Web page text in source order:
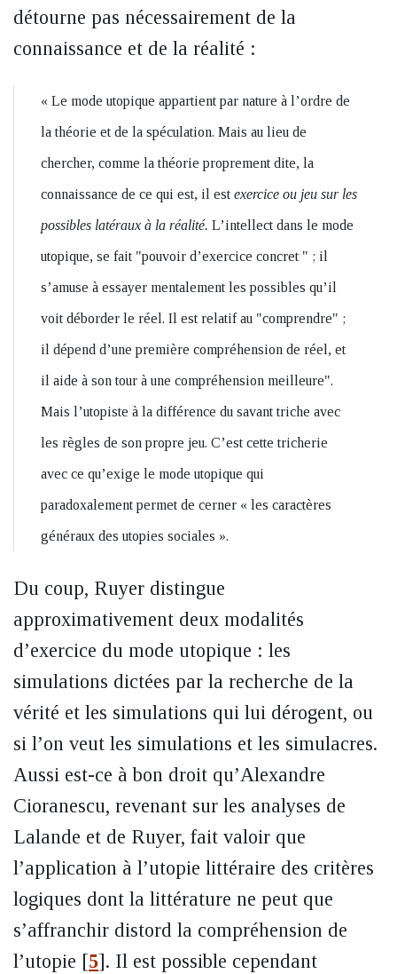
détourne pas nécessairement de la
connaissance et de la réalité :
« Le mode utopique appartient par nature à l’ordre de
la théorie et de la spéculation. Mais au lieu de
chercher, comme la théorie proprement dite, la
connaissance de ce qui est, il est exercice ou jeu sur les
possibles latéraux à la réalité. L’intellect dans le mode
utopique, se fait "pouvoir d’exercice concret " ; il
s’amuse à essayer mentalement les possibles qu’il
voit déborder le réel. Il est relatif au "comprendre" ;
il dépend d’une première compréhension de réel, et
il aide à son tour à une compréhension meilleure".
Mais l’utopiste à la différence du savant triche avec
les règles de son propre jeu. C’est cette tricherie
avec ce qu’exige le mode utopique qui
paradoxalement permet de cerner « les caractères
généraux des utopies sociales ».
Du coup, Ruyer distingue
approximativement deux modalités
d’exercice du mode utopique : les
simulations dictées par la recherche de la
vérité et les simulations qui lui dérogent, ou
si l’on veut les simulations et les simulacres.
Aussi est-ce à bon droit qu’Alexandre
Cioranescu, revenant sur les analyses de
Lalande et de Ruyer, fait valoir que
l’application à l’utopie littéraire des critères
logiques dont la littérature ne peut que
s’affranchir distord la compréhension de
l’utopie [5] . Il est possible cependant